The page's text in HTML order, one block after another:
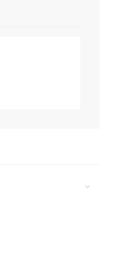
시알킬렌글리콜에